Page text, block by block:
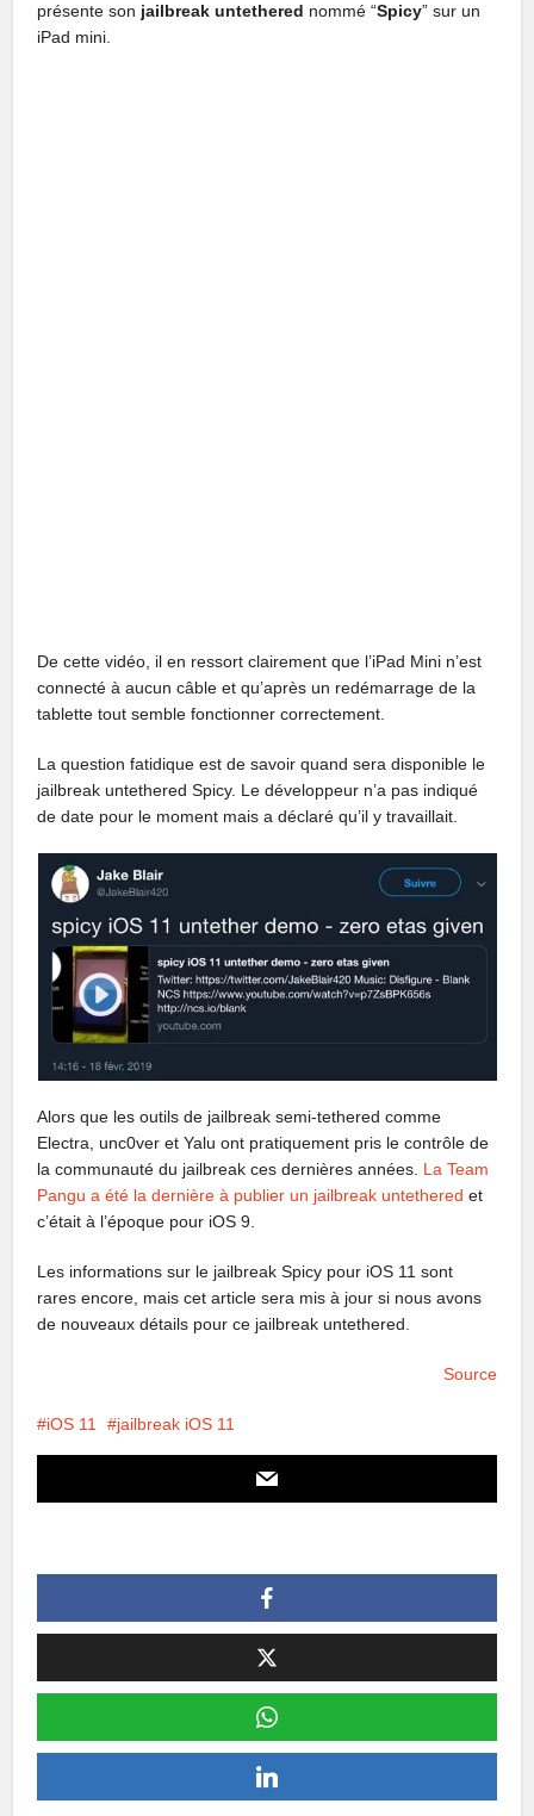
présente son jailbreak untethered nommé “Spicy” sur un
iPad mini.
De cette vidéo, il en ressort clairement que l’iPad Mini n’est
connecté à aucun câble et qu’après un redémarrage de la
tablette tout semble fonctionner correctement.
La question fatidique est de savoir quand sera disponible le
jailbreak untethered Spicy. Le développeur n’a pas indiqué
de date pour le moment mais a déclaré qu’il y travaillait.
Alors que les outils de jailbreak semi-tethered comme
Electra, unc0ver et Yalu ont pratiquement pris le contrôle de
la communauté du jailbreak ces dernières années. La Team
Pangu a été la dernière à publier un jailbreak untethered et
c’était à l’époque pour iOS 9.
Les informations sur le jailbreak Spicy pour iOS 11 sont
rares encore, mais cet article sera mis à jour si nous avons
de nouveaux détails pour ce jailbreak untethered.
Source
iOS 11 jailbreak iOS 11